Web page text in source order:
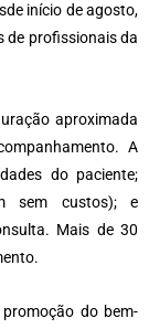
início de agosto,
de profissionais da
aproximada
A
do paciente;
sem custos); e
Mais de 30
do bem-